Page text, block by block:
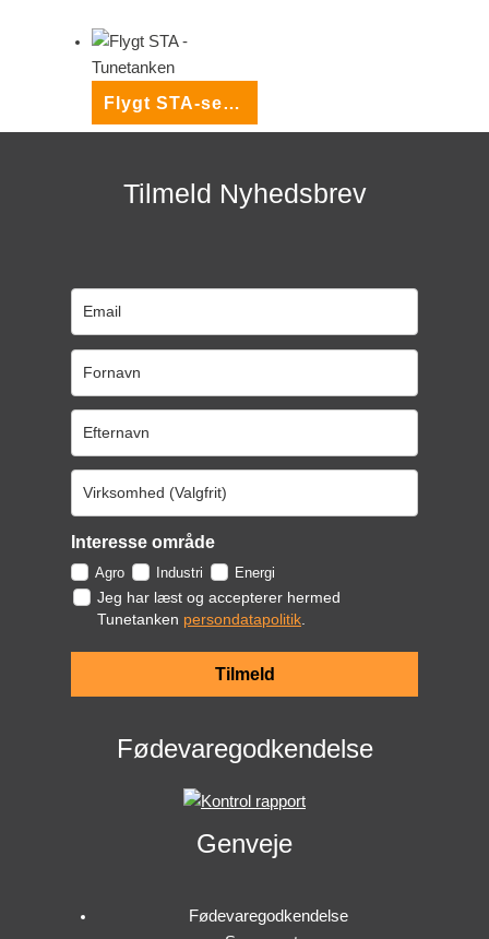
Flygt STA-serie pumper
Tilmeld Nyhedsbrev
Interesse område
Agro Industri Energi
Jeg har læst og accepterer hermed
Tunetanken persondatapolitik.
Tilmeld
Fødevaregodkendelse
Genveje
Fødevaregodkendelse